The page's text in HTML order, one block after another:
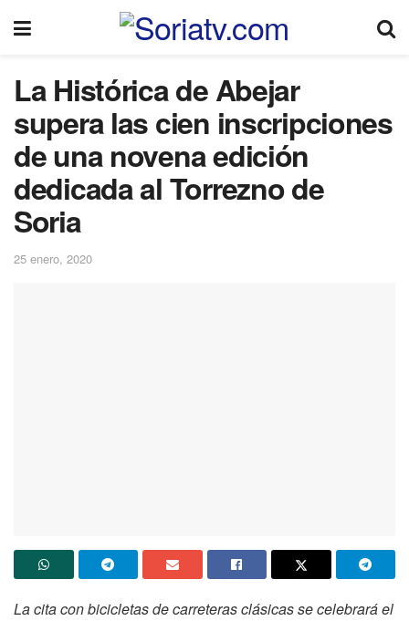
La Histórica de Abejar
supera las cien inscripciones
de una novena edición
dedicada al Torrezno de
Soria
25 enero, 2020
La cita con bicicletas de carreteras clásicas se celebrará el